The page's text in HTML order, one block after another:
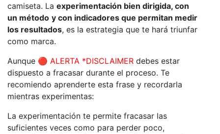
camiseta. La experimentación bien dirigida, con
un método y con indicadores que permitan medir
los resultados, es la estrategia que te hará triunfar
como marca.
Aunque 🔴 ALERTA *DISCLAIMER debes estar
dispuesto a fracasar durante el proceso. Te
recomiendo aprenderte esta frase y recordarla
mientras experimentas:
La experimentación te permite fracasar las
suficientes veces como para perder poco,